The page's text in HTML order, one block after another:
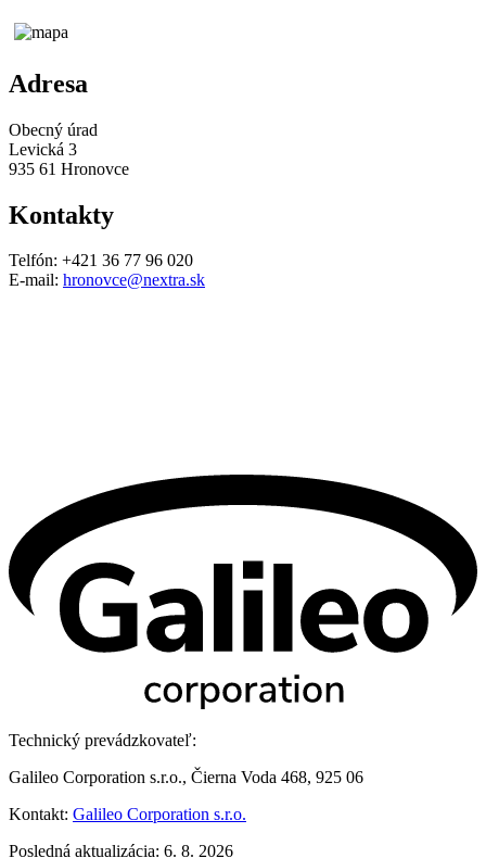
Adresa
Obecný úrad
Levická 3
935 61 Hronovce
Kontakty
Telfón: +421 36 77 96 020
E-mail: hronovce@nextra.sk
Technický prevádzkovateľ:
Galileo Corporation s.r.o., Čierna Voda 468, 925 06
Kontakt: Galileo Corporation s.r.o.
Posledná aktualizácia: 6. 8. 2026